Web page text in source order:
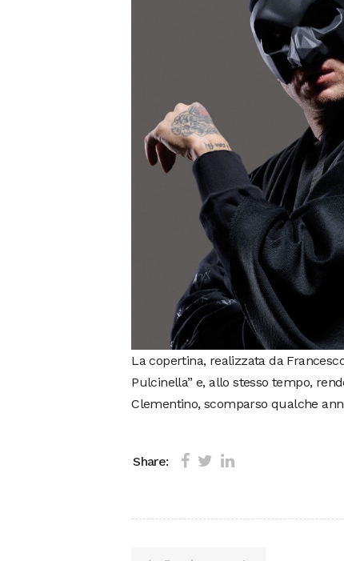
La copertina, realizzata da
Pulcinella” e, allo stesso tempo,
Clementino, scomparso qualche
Share: